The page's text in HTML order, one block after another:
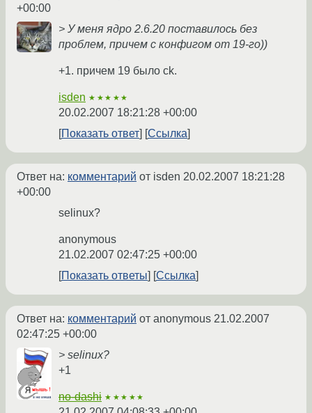
+00:00
> У меня ядро 2.6.20 поставилось без
проблем, причем с конфигом от 19-го))
+1. причем 19 было ck.
isden ★★★★★
20.02.2007 18:21:28 +00:00
Показать ответ
Ссылка
Ответ на: комментарий от isden 20.02.2007 18:21:28
+00:00
selinux?
anonymous
21.02.2007 02:47:25 +00:00
Показать ответы
Ссылка
Ответ на: комментарий от anonymous 21.02.2007
02:47:25 +00:00
> selinux?
+1
no-dashi ★★★★★